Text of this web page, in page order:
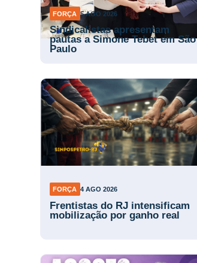
FORÇA 5 AGO 2026
Sindicalistas apresentam
pautas a Simone Tebet em São
Paulo
FORÇA 4 AGO 2026
Frentistas do RJ intensificam
mobilização por ganho real